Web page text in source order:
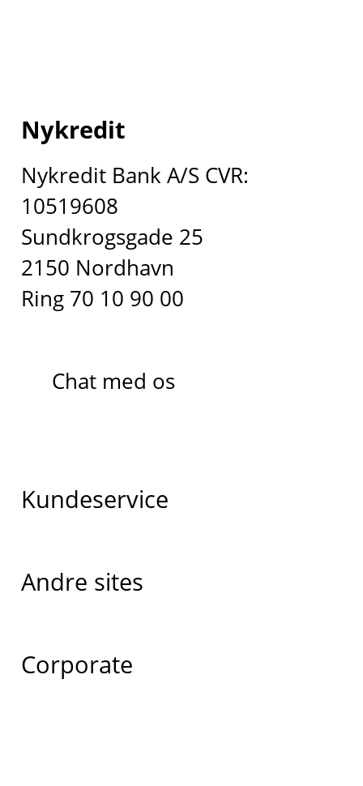
Nykredit
Nykredit Bank A/S CVR:
10519608
Sundkrogsgade 25
2150 Nordhavn
Ring 70 10 90 00
Chat med os
Kundeservice
Andre sites
Corporate